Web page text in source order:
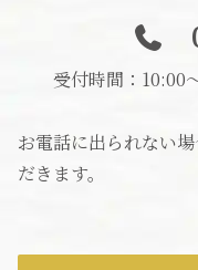
受付時間：10:00
お電話に出られない
だきます。